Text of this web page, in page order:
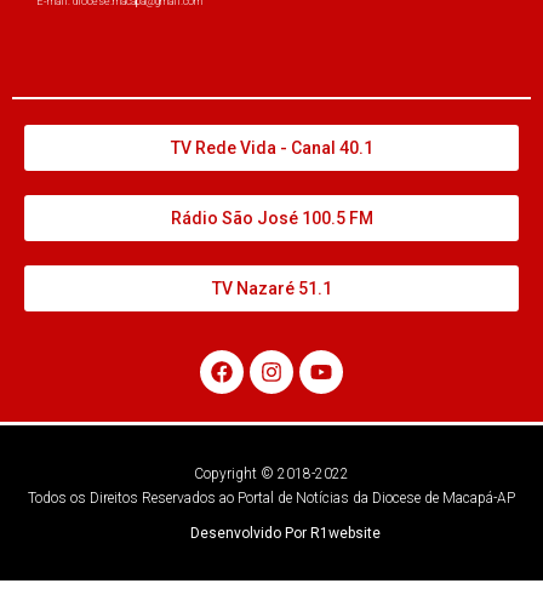
TV Rede Vida - Canal 40.1
Rádio São José 100.5 FM
TV Nazaré 51.1
Copyright © 2018-2022
Todos os Direitos Reservados ao Portal de Notícias da Diocese de Macapá-AP
Desenvolvido Por R1website